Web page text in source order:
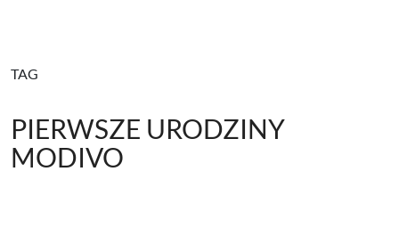
TAG
PIERWSZE URODZINY
MODIVO